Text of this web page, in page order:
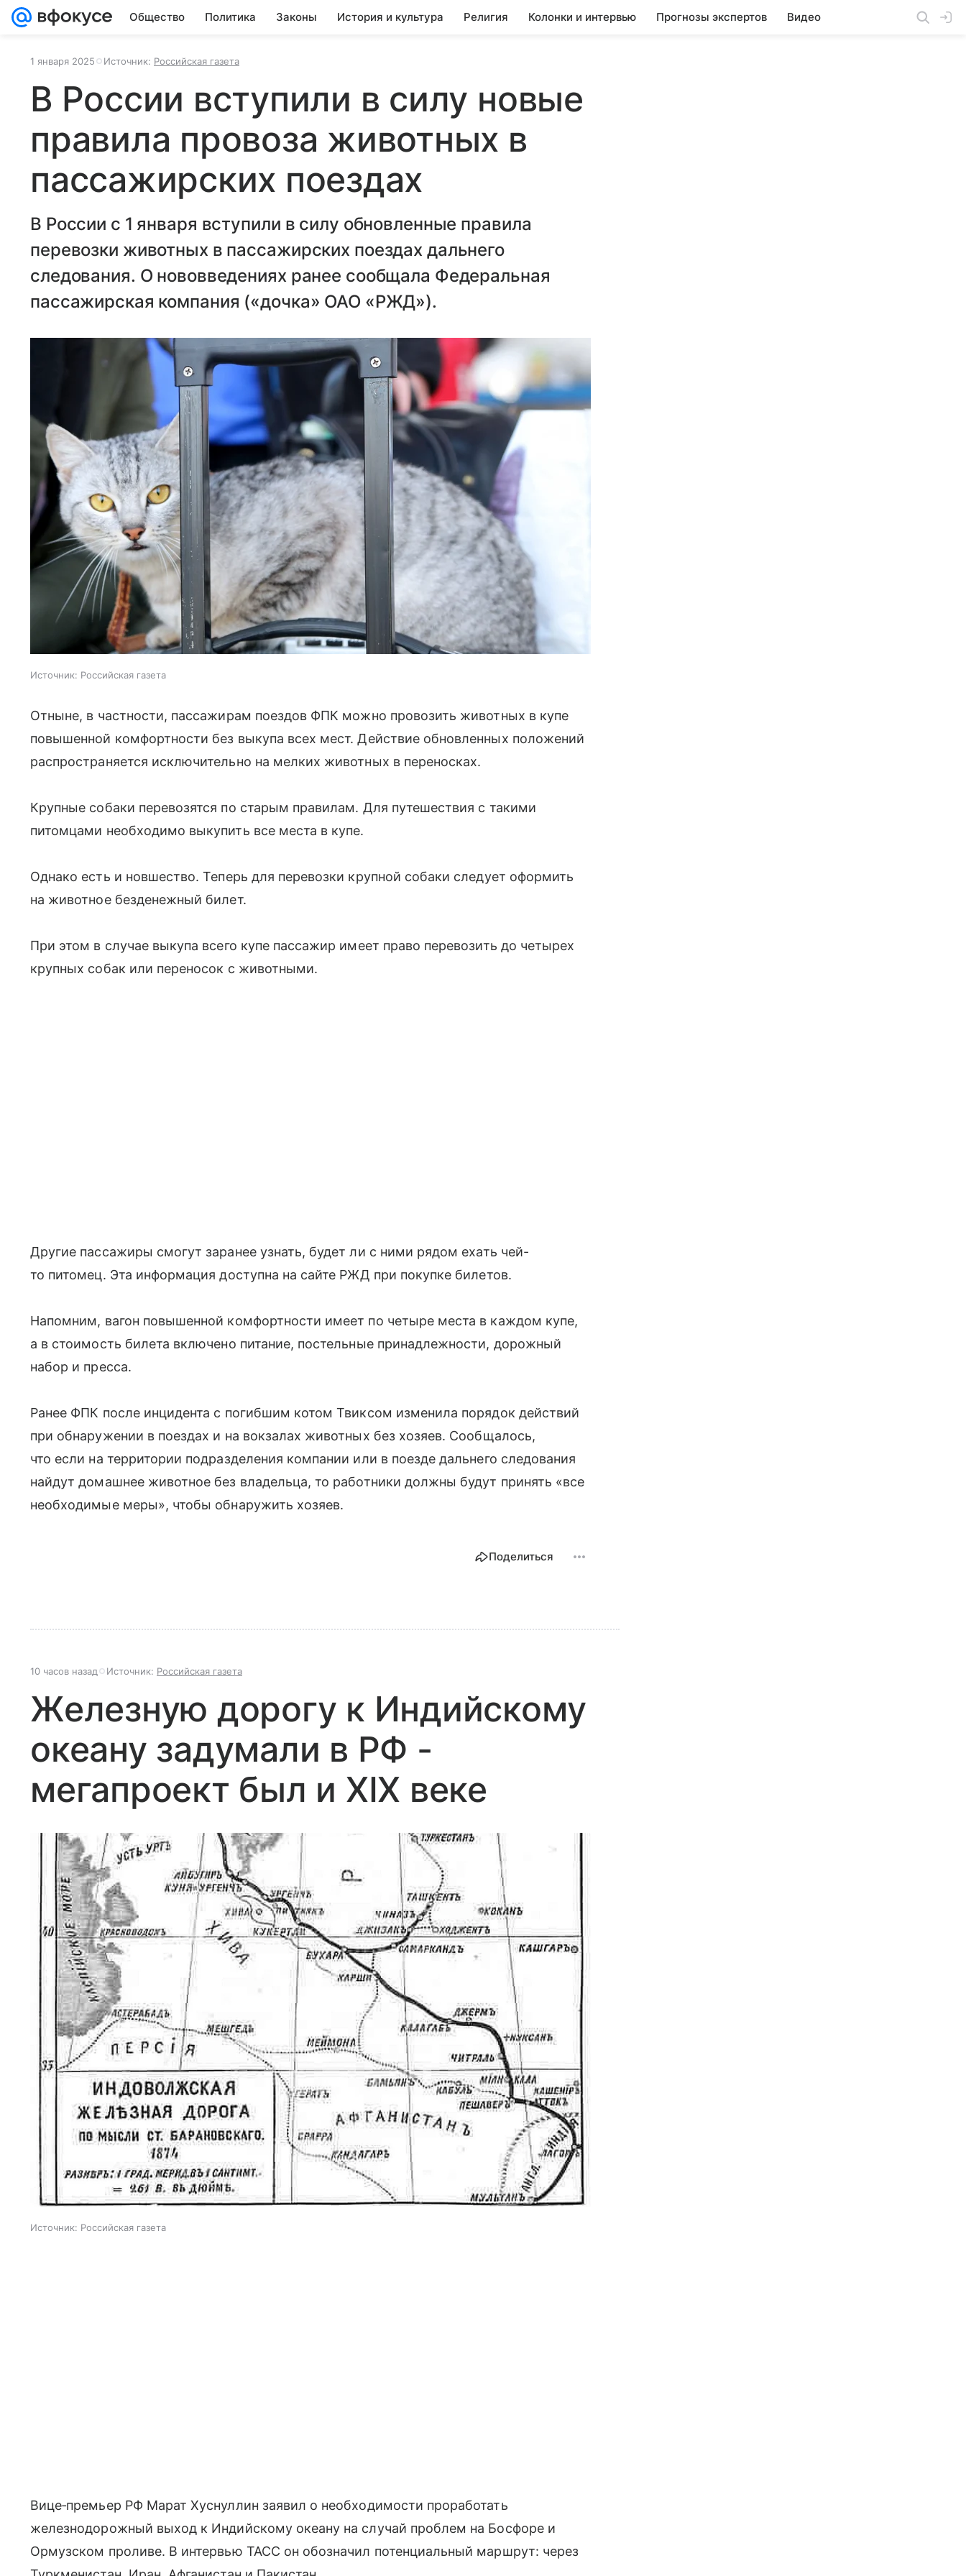
Общество Политика Законы История и культура Религия Колонки и интервью Прогнозы экспертов Видео
1 января 2025 Источник: Российская газета
В России вступили в силу новые
правила провоза животных в
пассажирских поездах
В России с 1 января вступили в силу обновленные правила
перевозки животных в пассажирских поездах дальнего
следования. О нововведениях ранее сообщала Федеральная
пассажирская компания («дочка» ОАО «РЖД»).
Источник: Российская газета
Отныне, в частности, пассажирам поездов ФПК можно провозить животных в купе
повышенной комфортности без выкупа всех мест. Действие обновленных положений
распространяется исключительно на мелких животных в переносках.
Крупные собаки перевозятся по старым правилам. Для путешествия с такими
питомцами необходимо выкупить все места в купе.
Однако есть и новшество. Теперь для перевозки крупной собаки следует оформить
на животное безденежный билет.
При этом в случае выкупа всего купе пассажир имеет право перевозить до четырех
крупных собак или переносок с животными.
Другие пассажиры смогут заранее узнать, будет ли с ними рядом ехать чей-
то питомец. Эта информация доступна на сайте РЖД при покупке билетов.
Напомним, вагон повышенной комфортности имеет по четыре места в каждом купе,
а в стоимость билета включено питание, постельные принадлежности, дорожный
набор и пресса.
Ранее ФПК после инцидента с погибшим котом Твиксом изменила порядок действий
при обнаружении в поездах и на вокзалах животных без хозяев. Сообщалось,
что если на территории подразделения компании или в поезде дальнего следования
найдут домашнее животное без владельца, то работники должны будут принять «все
необходимые меры», чтобы обнаружить хозяев.
Поделиться
10 часов назад Источник: Российская газета
Железную дорогу к Индийскому
океану задумали в РФ -
мегапроект был и XIX веке
Источник: Российская газета
Вице‑премьер РФ Марат Хуснуллин заявил о необходимости проработать
железнодорожный выход к Индийскому океану на случай проблем на Босфоре и
Ормузском проливе. В интервью ТАСС он обозначил потенциальный маршрут: через